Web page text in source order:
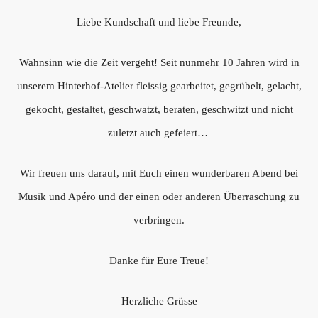
Liebe Kundschaft und liebe Freunde,
Wahnsinn wie die Zeit vergeht! Seit nunmehr 10 Jahren wird in
unserem Hinterhof-Atelier fleissig gearbeitet, gegrübelt, gelacht,
gekocht, gestaltet, geschwatzt, beraten, geschwitzt und nicht
zuletzt auch gefeiert…
Wir freuen uns darauf, mit Euch einen wunderbaren Abend bei
Musik und Apéro und der einen oder anderen Überraschung zu
verbringen.
Danke für Eure Treue!
Herzliche Grüsse